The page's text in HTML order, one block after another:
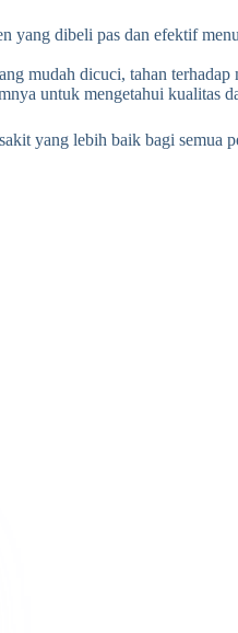
dibeli pas dan efektif
mudah dicuci, tahan terhadap
untuk mengetahui kualitas
yang lebih baik bagi semua